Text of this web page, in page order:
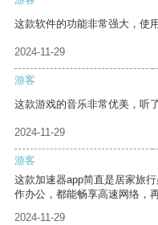
这款软件的功能非常强大，使
2024-11-29
游客
这款游戏的音乐非常优美，听
2024-11-29
游客
这款加速器app简直是居家旅
作办公，都能畅享高速网络，
2024-11-29